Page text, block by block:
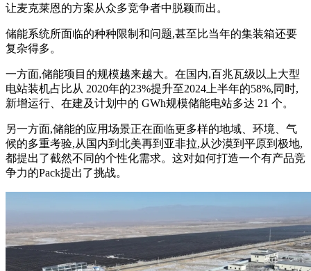
让麦克莱恩的方案从众多竞争者中脱颖而出。
储能系统所面临的种种限制和问题,甚至比当年的集装箱还要
复杂得多。
一方面,储能项目的规模越来越大。在国内,百兆瓦级以上大型
电站装机占比从 2020年的23%提升至2024上半年的58%,同时,
新增运行、在建及计划中的 GWh规模储能电站多达 21 个。
另一方面,储能的应用场景正在面临更多样的地域、环境、气
候的多重考验,从国内到北美再到亚非拉,从沙漠到平原到极地,
都提出了截然不同的个性化需求。这对如何打造一个有产品竞
争力的Pack提出了挑战。